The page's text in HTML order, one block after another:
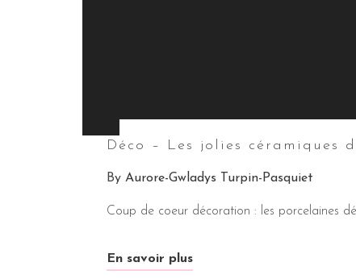
Déco – Les jolies céramiques
By Aurore-Gwladys Turpin-Pasquiet
Coup de coeur décoration : les porcelaines
En savoir plus